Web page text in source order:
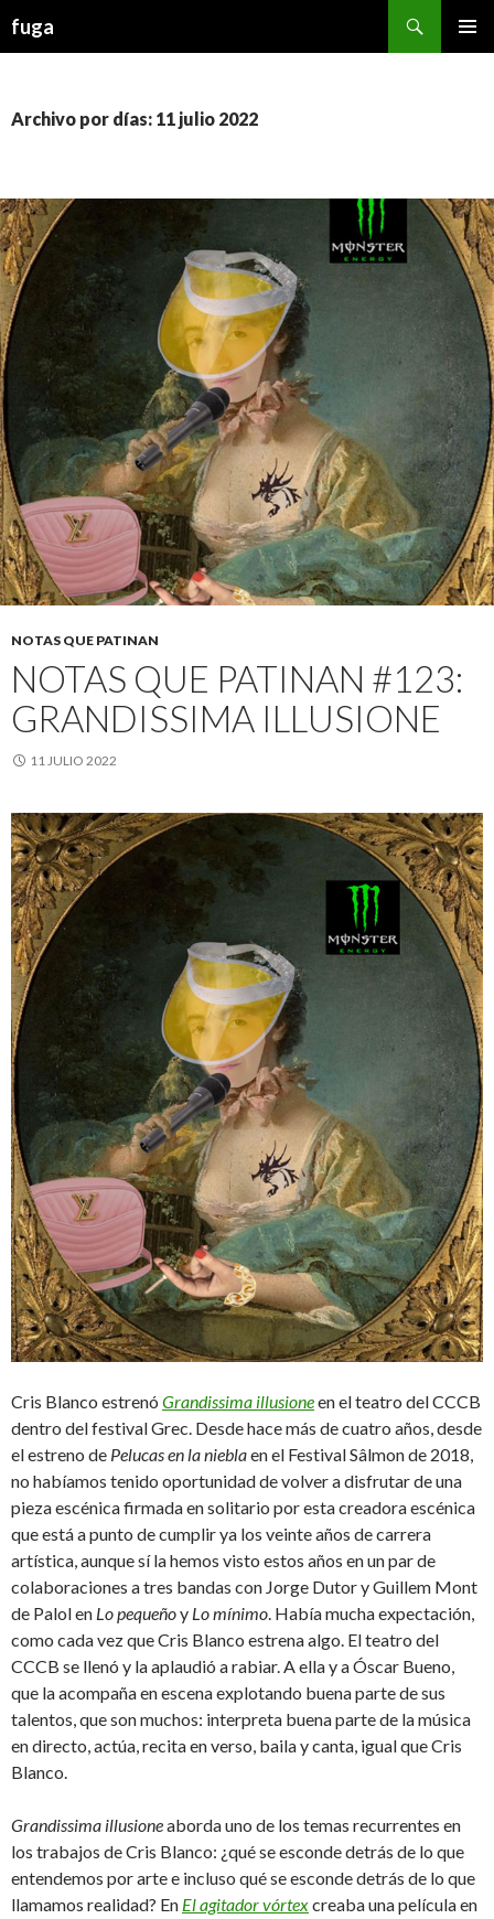
fuga
Archivo por días: 11 julio 2022
NOTAS QUE PATINAN
NOTAS QUE PATINAN #123:
GRANDISSIMA ILLUSIONE
11 JULIO 2022
Cris Blanco estrenó Grandissima illusioneen el teatro del CCCB
dentro del festival Grec. Desde hace más de cuatro años, desde
el estreno de Pelucas en la nieblaen el Festival Sâlmon de 2018,
no habíamos tenido oportunidad de volver a disfrutar de una
pieza escénica firmada en solitario por esta creadora escénica
que está a punto de cumplir ya los veinte años de carrera
artística, aunque sí la hemos visto estos años en un par de
colaboraciones a tres bandas con Jorge Dutor y Guillem Mont
de Palol en Lo pequeñoy Lo mínimo. Había mucha expectación,
como cada vez que Cris Blanco estrena algo. El teatro del
CCCB se llenó y la aplaudió a rabiar. A ella y a Óscar Bueno,
que la acompaña en escena explotando buena parte de sus
talentos, que son muchos: interpreta buena parte de la música
en directo, actúa, recita en verso, baila y canta, igual que Cris
Blanco.
Grandissima illusioneaborda uno de los temas recurrentes en
los trabajos de Cris Blanco: ¿qué se esconde detrás de lo que
entendemos por arte e incluso qué se esconde detrás de lo que
llamamos realidad? En El agitador vórtexcreaba una película en